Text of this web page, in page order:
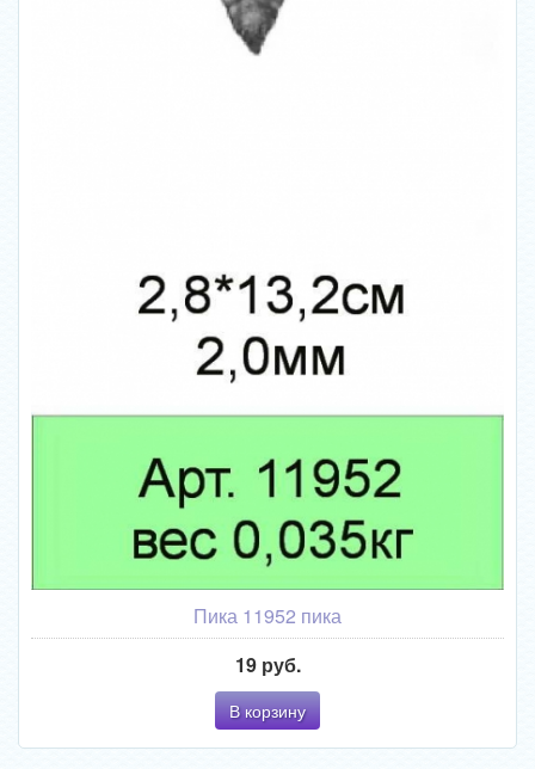
Пика 11952 пика
19 руб.
В корзину